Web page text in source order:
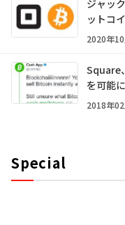
ジャッ
ットコ
2020年
Square
を可能に
2018年
Special